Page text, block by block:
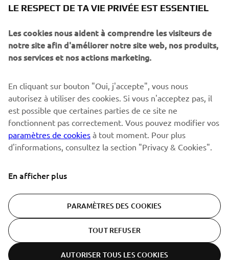
spéciaux, les lancements de produits, etc.
S'ABONNER
Lisez notre politique de confidentialité pour savoir comment
nous traitons vos données personnelles : Politique de
Confidentialité
© Copyright - 2026 Yamaha Motor Europe N.V. - All Rights
Reserved
LE RESPECT DE TA VIE PRIVÉE EST ESSENTIEL
Les cookies nous aident à comprendre les visiteurs de
notre site afin d'améliorer notre site web, nos produits,
nos services et nos actions marketing.
En cliquant sur bouton "Oui, j'accepte", vous nous
autorisez à utiliser des cookies. Si vous n'acceptez pas, il
est possible que certaines parties de ce site ne
fonctionnent pas correctement. Vous pouvez modifier vos
paramètres de cookies à tout moment. Pour plus
d'informations, consultez la section "Privacy & Cookies".
En afficher plus
PARAMÈTRES DES COOKIES
TOUT REFUSER
AUTORISER TOUS LES COOKIES